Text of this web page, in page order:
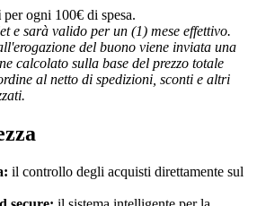
per ogni 100€ di spesa.
e sarà valido per un (1) mese effettivo.
del buono viene inviata una
calcolato sulla base del prezzo totale
al netto di spedizioni, sconti e altri
il controllo degli acquisti direttamente sul